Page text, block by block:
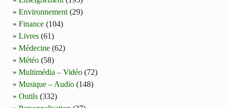
Environnement (29)
Finance (104)
Livres (61)
Médecine (62)
Météo (58)
Multimédia – Vidéo (72)
Musique – Audio (148)
Outils (332)